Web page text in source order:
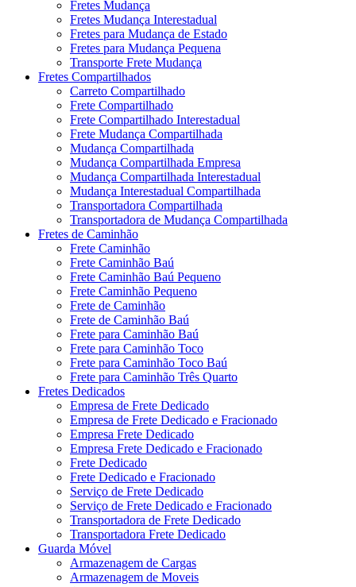
Fretes Mudança
Fretes Mudança Interestadual
Fretes para Mudança de Estado
Fretes para Mudança Pequena
Transporte Frete Mudança
Fretes Compartilhados
Carreto Compartilhado
Frete Compartilhado
Frete Compartilhado Interestadual
Frete Mudança Compartilhada
Mudança Compartilhada
Mudança Compartilhada Empresa
Mudança Compartilhada Interestadual
Mudança Interestadual Compartilhada
Transportadora Compartilhada
Transportadora de Mudança Compartilhada
Fretes de Caminhão
Frete Caminhão
Frete Caminhão Baú
Frete Caminhão Baú Pequeno
Frete Caminhão Pequeno
Frete de Caminhão
Frete de Caminhão Baú
Frete para Caminhão Baú
Frete para Caminhão Toco
Frete para Caminhão Toco Baú
Frete para Caminhão Três Quarto
Fretes Dedicados
Empresa de Frete Dedicado
Empresa de Frete Dedicado e Fracionado
Empresa Frete Dedicado
Empresa Frete Dedicado e Fracionado
Frete Dedicado
Frete Dedicado e Fracionado
Serviço de Frete Dedicado
Serviço de Frete Dedicado e Fracionado
Transportadora de Frete Dedicado
Transportadora Frete Dedicado
Guarda Móvel
Armazenagem de Cargas
Armazenagem de Moveis